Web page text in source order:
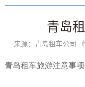
青岛
来源：青岛租车公司
青岛租车旅游注意事项